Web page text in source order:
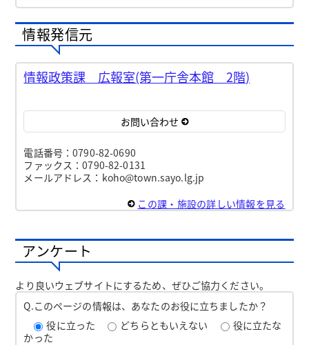
情報発信元
情報政策課 広報室(第一庁舎本館 2階)
お問い合わせ
電話番号：0790-82-0690
ファックス：0790-82-0131
メールアドレス：koho@town.sayo.lg.jp
この課・施設の詳しい情報を見る
アンケート
より良いウェブサイトにするため、ぜひご協力ください。
Q.このページの情報は、あなたのお役に立ちましたか？
役に立った
どちらともいえない
役に立たな
かった